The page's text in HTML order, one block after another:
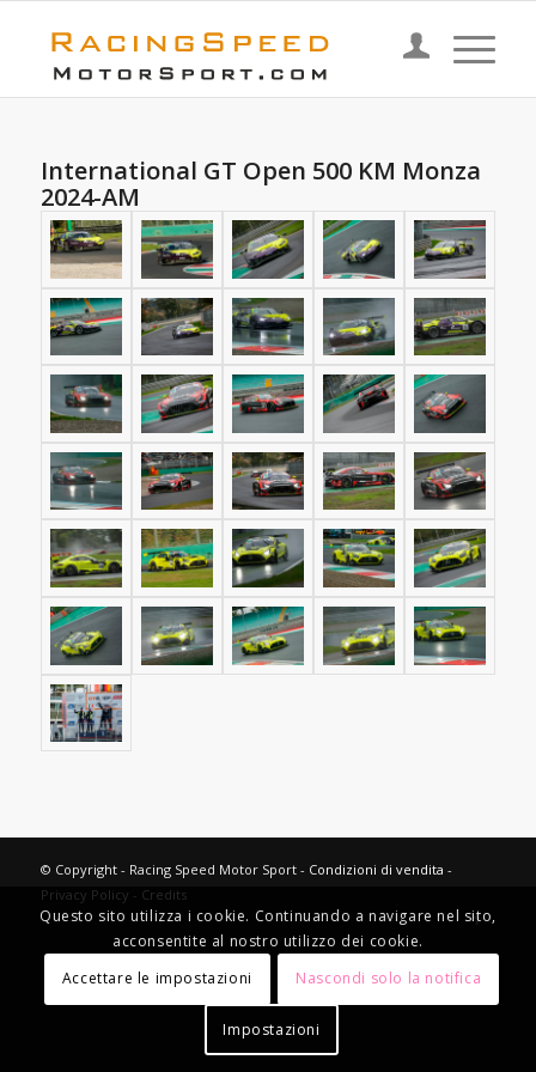
International GT Open 500 KM Monza
2024-AM
© Copyright - Racing Speed Motor Sport - Condizioni di vendita -
Privacy Policy - Credits
Questo sito utilizza i cookie. Continuando a navigare nel sito,
acconsentite al nostro utilizzo dei cookie.
Accettare le impostazioni
Nascondi solo la notifica
Impostazioni